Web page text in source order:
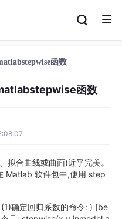
函数
函数
拟合曲线或曲面)近乎完美。
Matlab 软件包中,使用 step
确定回归系数的命令: ) [be